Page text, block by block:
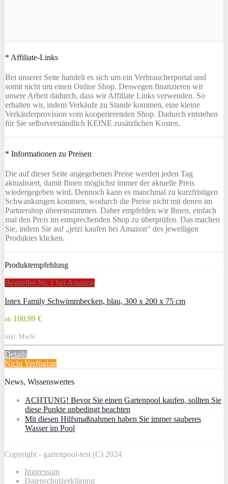
* Affiliate-Links
Bei unserer Seite handelt es sich um ein Verbraucherportal und
somit nicht um einen Online Shop. Deswegen finanzieren wir
unsere Arbeit dadurch, dass wir Affiliate Links verwenden. So
erhalten wir, indem Verkäufe zu Stande kommen, eine kleine
Verkäuferprovision vom kooperierenden Shop. Dadurch entstehen
für Sie selbstverständlich KEINE zusätzlichen Kosten.
* Informationen zu Preisen
Die auf dieser Seite angegebenen Preise werden jeden Tag
aktualisiert, damit Ihnen möglichst immer der aktuelle Preis
wiedergegeben wird. Dennoch kann es manchmal zu kurzfristigen
Schwankungen kommen, wodurch die Preise nicht mit denen im
Partnershop übereinstimmen. Daher empfehlen wir Ihnen, einfach
mal den Preis im entsprechenden Shop zu überprüfen. Das machen
Sie, indem Sie auf „jetzt kaufen bei Amazon“ des jeweiligen
Produktes klicken.
Produktempfehlung
Bestseller Nr. 1 bei Amazon
Intex Family Schwimmbecken, blau, 300 x 200 x 75 cm
ab 100,99 €
inkl. MwSt.
Details
Nicht Verfügbar
News, Wissenswertes
ACHTUNG! Bevor Sie einen Gartenpool kaufen, sollten Sie
diese Punkte unbedingt beachten
Mit diesen Hilfsmaßnahmen haben Sie immer sauberes
Wasser im Pool
Copyright - gartenpool-test (C) 2024
Impressum
Datenschutzerklärung